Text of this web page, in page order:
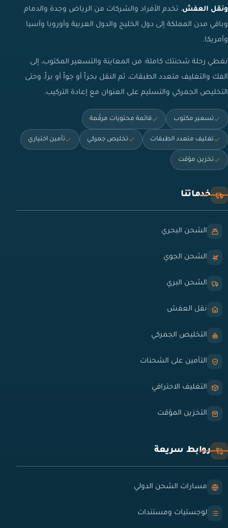
ونقل العفش، تخدم الأفراد والشركات من الرياض وجدة والدمام
وباقي مدن المملكة إلى دول الخليج والدول العربية وأوروبا وآسيا
وأمريكا.
نغطي رحلة شحنتك كاملة: من المعاينة والتسعير المكتوب، إلى
الفك والتغليف متعدد الطبقات، ثم النقل بحراً أو جواً أو براً، وحتى
التخليص الجمركي والتسليم على العنوان مع إعادة التركيب.
تسعير مكتوب قائمة محتويات مرقّمة
تغليف متعدد الطبقات تخليص جمركي تأمين اختياري
تخزين مؤقت
خدماتنا
الشحن البحري
الشحن الجوي
الشحن البري
نقل العفش
التخليص الجمركي
التأمين على الشحنات
التغليف الاحترافي
التخزين المؤقت
روابط سريعة
مسارات الشحن الدولي
لوجستيات ومستندات